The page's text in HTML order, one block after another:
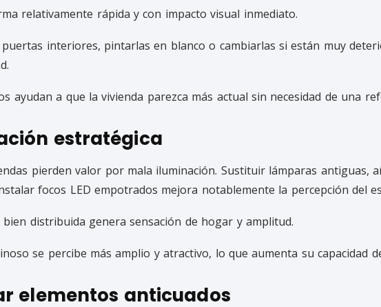
relativamente rápida y con impacto visual inmediato.
puertas interiores, pintarlas en blanco o cambiarlas si están muy
ayudan a que la vivienda parezca más actual sin necesidad de una
estratégica
pierden valor por mala iluminación. Sustituir lámparas antiguas,
focos LED empotrados mejora notablemente la percepción del
bien distribuida genera sensación de hogar y amplitud.
se percibe más amplio y atractivo, lo que aumenta su capacidad
elementos anticuados